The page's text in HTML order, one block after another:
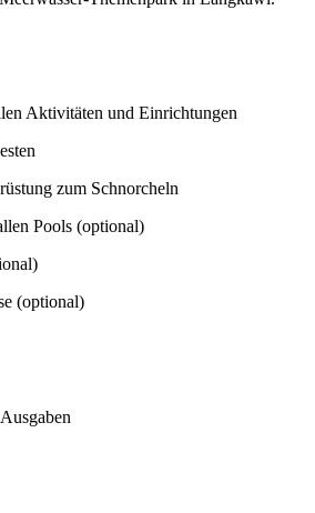
Aktivitäten und Einrichtungen
zum Schnorcheln
Pools (optional)
(optional)